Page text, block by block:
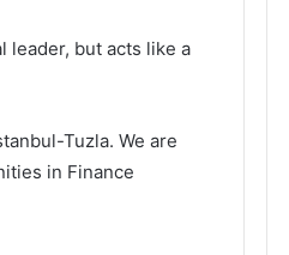
leader, but acts like a
Tuzla. We are
in Finance